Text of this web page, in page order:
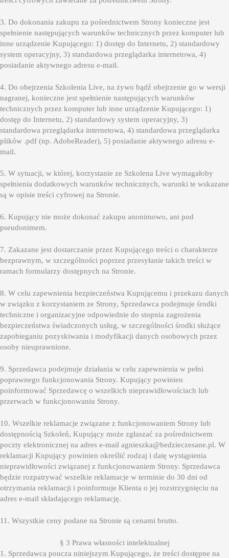
3. Do dokonania zakupu za pośrednictwem Strony konieczne jest
spełnienie następujących warunków technicznych przez komputer lub
inne urządzenie Kupującego: 1) dostęp do Internetu, 2) standardowy
system operacyjny, 3) standardowa przeglądarka internetowa, 4)
posiadanie aktywnego adresu e-mail.
4. Do obejrzenia Szkolenia Live, na żywo bądź obejrzenie go w wersji
nagranej, konieczne jest spełnienie następujących warunków
technicznych przez komputer lub inne urządzenie Kupującego: 1)
dostęp do Internetu, 2) standardowy system operacyjny, 3)
standardowa przeglądarka internetowa, 4) standardowa przeglądarka
plików .pdf (np. AdobeReader), 5) posiadanie aktywnego adresu e-
mail.
5. W sytuacji, w której, korzystanie ze Szkolena Live wymagałoby
spełnienia dodatkowych warunków technicznych, warunki te wskazane
są w opisie treści cyfrowej na Stronie.
6. Kupujący nie może dokonać zakupu anonimowo, ani pod
pseudonimem.
7. Zakazane jest dostarczanie przez Kupującego treści o charakterze
bezprawnym, w szczególności poprzez przesyłanie takich treści w
ramach formularzy dostępnych na Stronie.
8. W celu zapewnienia bezpieczeństwa Kupującemu i przekazu danych
w związku z korzystaniem ze Strony, Sprzedawca podejmuje środki
techniczne i organizacyjne odpowiednie do stopnia zagrożenia
bezpieczeństwa świadczonych usług, w szczególności środki służące
zapobieganiu pozyskiwania i modyfikacji danych osobowych przez
osoby nieuprawnione.
9. Sprzedawca podejmuje działania w celu zapewnienia w pełni
poprawnego funkcjonowania Strony. Kupujący powinien
poinformować Sprzedawcę o wszelkich nieprawidłowościach lub
przerwach w funkcjonowaniu Strony.
10. Wszelkie reklamacje związane z funkcjonowaniem Strony lub
dostępnością Szkoleń, Kupujący może zgłaszać za pośrednictwem
poczty elektronicznej na adres e-mail agnieszka@bedzieczesane.pl. W
reklamacji Kupujący powinien określić rodzaj i datę wystąpienia
nieprawidłowości związanej z funkcjonowaniem Strony. Sprzedawca
będzie rozpatrywać wszelkie reklamacje w terminie do 30 dni od
otrzymania reklamacji i poinformuje Klienta o jej rozstrzygnięciu na
adres e-mail składającego reklamację.
11. Wszystkie ceny podane na Stronie są cenami brutto.
§ 3 Prawa własności intelektualnej
1. Sprzedawca poucza niniejszym Kupującego, że treści dostępne na